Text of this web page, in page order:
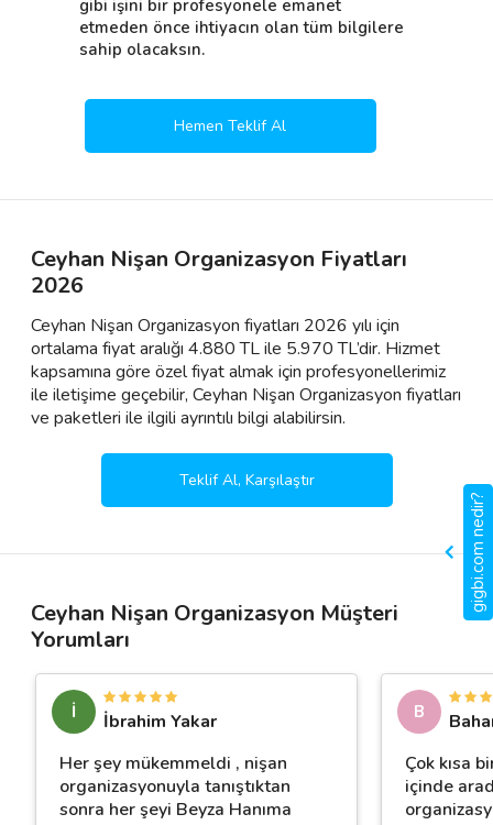
gibi işini bir profesyonele emanet
etmeden önce ihtiyacın olan tüm bilgilere
sahip olacaksın.
Hemen Teklif Al
Ceyhan Nişan Organizasyon Fiyatları
2026
Ceyhan Nişan Organizasyon fiyatları 2026 yılı için
ortalama fiyat aralığı 4.880 TL ile 5.970 TL’dir. Hizmet
kapsamına göre özel fiyat almak için profesyonellerimiz
ile iletişime geçebilir, Ceyhan Nişan Organizasyon fiyatları
ve paketleri ile ilgili ayrıntılı bilgi alabilirsin.
Teklif Al, Karşılaştır
Ceyhan Nişan Organizasyon Müşteri
Yorumları
İ
İbrahim Yakar
Her şey mükemmeldi , nişan
organizasyonuyla tanıştıktan
sonra her şeyi Beyza Hanıma
B
Çok kısa
içinde
gigbi.com nedir?